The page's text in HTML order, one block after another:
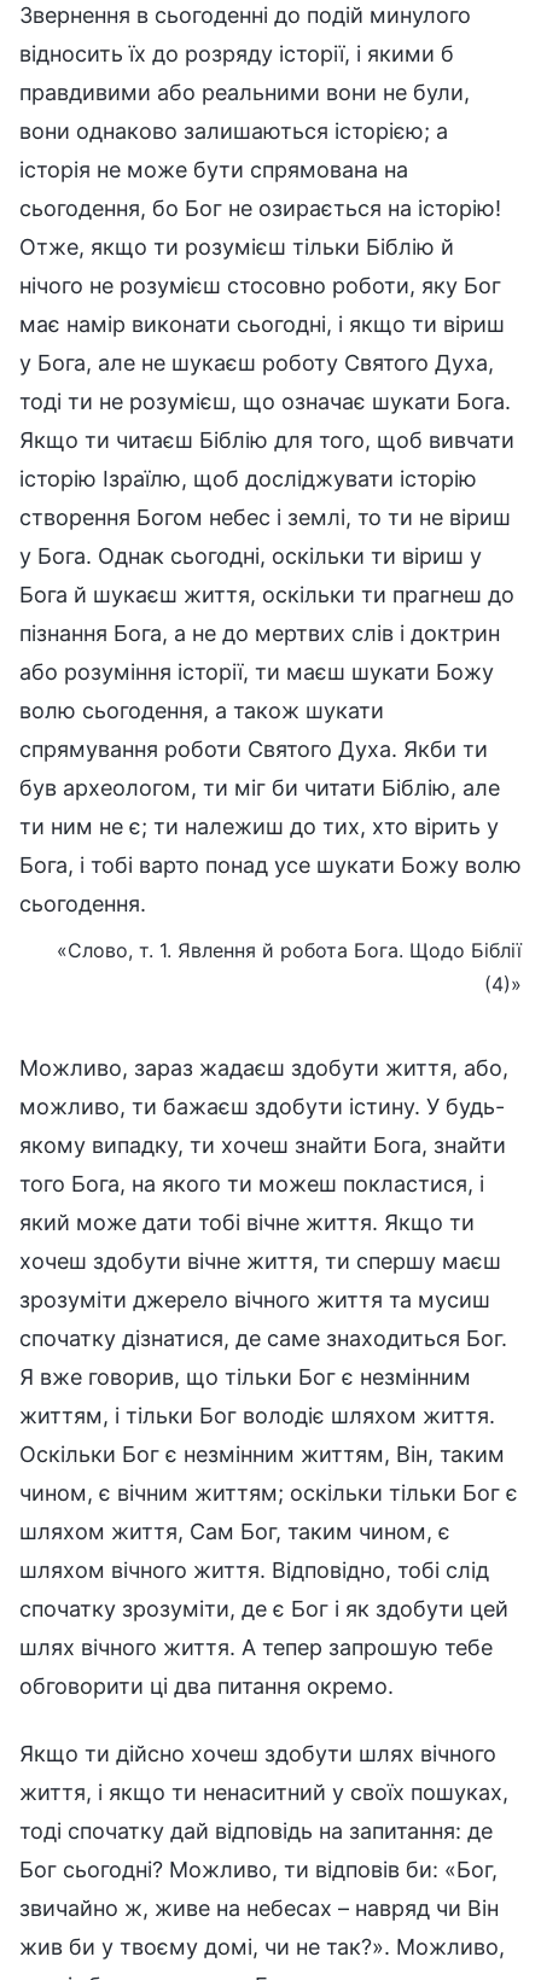
Звернення в сьогоденні до подій минулого
відносить їх до розряду історії, і якими б
правдивими або реальними вони не були,
вони однаково залишаються історією; а
історія не може бути спрямована на
сьогодення, бо Бог не озирається на історію!
Отже, якщо ти розумієш тільки Біблію й
нічого не розумієш стосовно роботи, яку Бог
має намір виконати сьогодні, і якщо ти віриш
у Бога, але не шукаєш роботу Святого Духа,
тоді ти не розумієш, що означає шукати Бога.
Якщо ти читаєш Біблію для того, щоб вивчати
історію Ізраїлю, щоб досліджувати історію
створення Богом небес і землі, то ти не віриш
у Бога. Однак сьогодні, оскільки ти віриш у
Бога й шукаєш життя, оскільки ти прагнеш до
пізнання Бога, а не до мертвих слів і доктрин
або розуміння історії, ти маєш шукати Божу
волю сьогодення, а також шукати
спрямування роботи Святого Духа. Якби ти
був археологом, ти міг би читати Біблію, але
ти ним не є; ти належиш до тих, хто вірить у
Бога, і тобі варто понад усе шукати Божу волю
сьогодення.
«Слово, т. 1. Явлення й робота Бога. Щодо Біблії
(4)»
Можливо, зараз жадаєш здобути життя, або,
можливо, ти бажаєш здобути істину. У будь-
якому випадку, ти хочеш знайти Бога, знайти
того Бога, на якого ти можеш покластися, і
який може дати тобі вічне життя. Якщо ти
хочеш здобути вічне життя, ти спершу маєш
зрозуміти джерело вічного життя та мусиш
спочатку дізнатися, де саме знаходиться Бог.
Я вже говорив, що тільки Бог є незмінним
життям, і тільки Бог володіє шляхом життя.
Оскільки Бог є незмінним життям, Він, таким
чином, є вічним життям; оскільки тільки Бог є
шляхом життя, Сам Бог, таким чином, є
шляхом вічного життя. Відповідно, тобі слід
спочатку зрозуміти, де є Бог і як здобути цей
шлях вічного життя. А тепер запрошую тебе
обговорити ці два питання окремо.
Якщо ти дійсно хочеш здобути шлях вічного
життя, і якщо ти ненаситний у своїх пошуках,
тоді спочатку дай відповідь на запитання: де
Бог сьогодні? Можливо, ти відповів би: «Бог,
звичайно ж, живе на небесах – навряд чи Він
жив би у твоєму домі, чи не так?». Можливо,